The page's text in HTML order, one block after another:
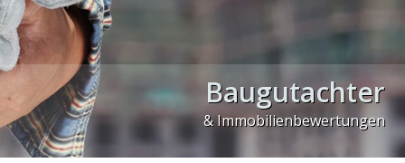
Gutachter in Stuttgart
PLZ Gebiet 0
PLZ Gebiet 1
PLZ Gebiet 2
PLZ Gebiet 3
Baugutachter
& Immobilienbewertungen